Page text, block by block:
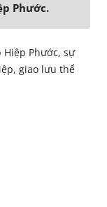
Phước.
Phước, sự
giao lưu thể